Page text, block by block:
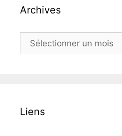
Archives
Archives
Liens